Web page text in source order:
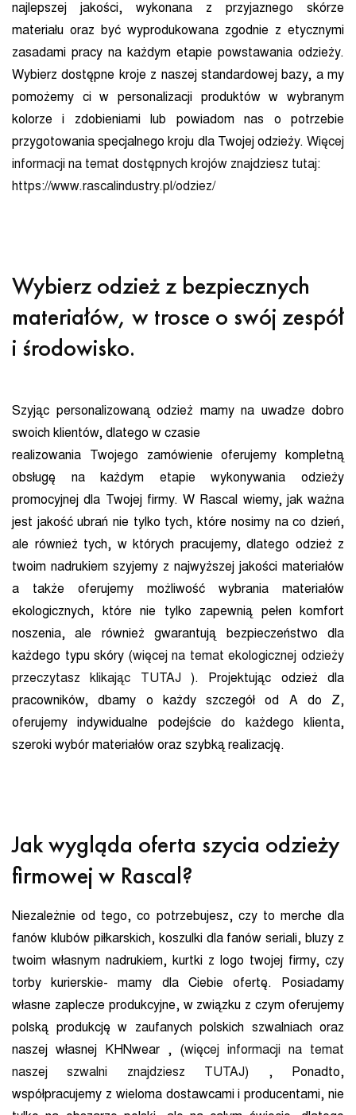
najlepszej jakości, wykonana z przyjaznego skórze
materiału oraz być wyprodukowana zgodnie z etycznymi
zasadami pracy na każdym etapie powstawania odzieży.
Wybierz dostępne kroje z naszej standardowej bazy, a my
pomożemy ci w personalizacji produktów w wybranym
kolorze i zdobieniami lub powiadom nas o potrzebie
przygotowania specjalnego kroju dla Twojej odzieży. Więcej
informacji na temat dostępnych krojów znajdziesz tutaj:
https://www.rascalindustry.pl/odziez/
Wybierz odzież z bezpiecznych
materiałów, w trosce o swój zespół
i środowisko.
Szyjąc personalizowaną odzież mamy na uwadze dobro
swoich klientów, dlatego w czasie
realizowania Twojego zamówienie oferujemy kompletną
obsługę na każdym etapie wykonywania odzieży
promocyjnej dla Twojej firmy. W Rascal wiemy, jak ważna
jest jakość ubrań nie tylko tych, które nosimy na co dzień,
ale również tych, w których pracujemy, dlatego odzież z
twoim nadrukiem szyjemy z najwyższej jakości materiałów
a także oferujemy możliwość wybrania materiałów
ekologicznych, które nie tylko zapewnią pełen komfort
noszenia, ale również gwarantują bezpieczeństwo dla
każdego typu skóry (więcej na temat ekologicznej odzieży
przeczytasz klikając TUTAJ ). Projektując odzież dla
pracowników, dbamy o każdy szczegół od A do Z,
oferujemy indywidualne podejście do każdego klienta,
szeroki wybór materiałów oraz szybką realizację.
Jak wygląda oferta szycia odzieży
firmowej w Rascal?
Niezależnie od tego, co potrzebujesz, czy to merche dla
fanów klubów piłkarskich, koszulki dla fanów seriali, bluzy z
twoim własnym nadrukiem, kurtki z logo twojej firmy, czy
torby kurierskie- mamy dla Ciebie ofertę. Posiadamy
własne zaplecze produkcyjne, w związku z czym oferujemy
polską produkcję w zaufanych polskich szwalniach oraz
naszej własnej KHNwear , (więcej informacji na temat
naszej szwalni znajdziesz TUTAJ) , Ponadto,
współpracujemy z wieloma dostawcami i producentami, nie